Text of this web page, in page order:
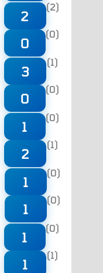
2
(2)
0
(0)
3
(1)
0
(0)
1
(0)
2
(1)
1
(0)
1
(0)
1
(0)
1
(1)